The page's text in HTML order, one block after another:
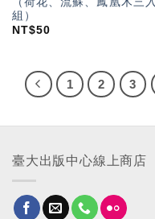
組）
NT$50
1 2 3
臺大出版中心線上商店